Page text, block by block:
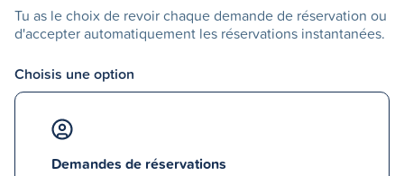
Tu as le choix de revoir chaque demande de réservation ou
d'accepter automatiquement les réservations instantanées.
Choisis une option
Demandes de réservations